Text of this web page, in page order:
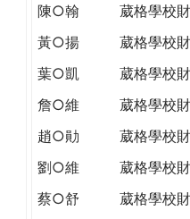
陳○翰
葳格學校
黃○揚
葳格學校
葉○凱
葳格學校
詹○維
葳格學校
趙○勛
葳格學校
劉○維
葳格學校
蔡○舒
葳格學校